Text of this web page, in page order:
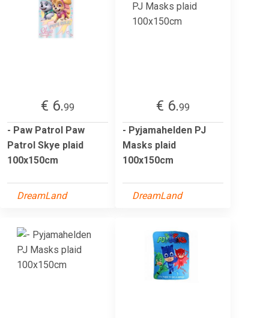
€ 6.99
- Paw Patrol Paw
Patrol Skye plaid
100x150cm
DreamLand
€ 6.99
- Pyjamahelden PJ
Masks plaid
100x150cm
DreamLand